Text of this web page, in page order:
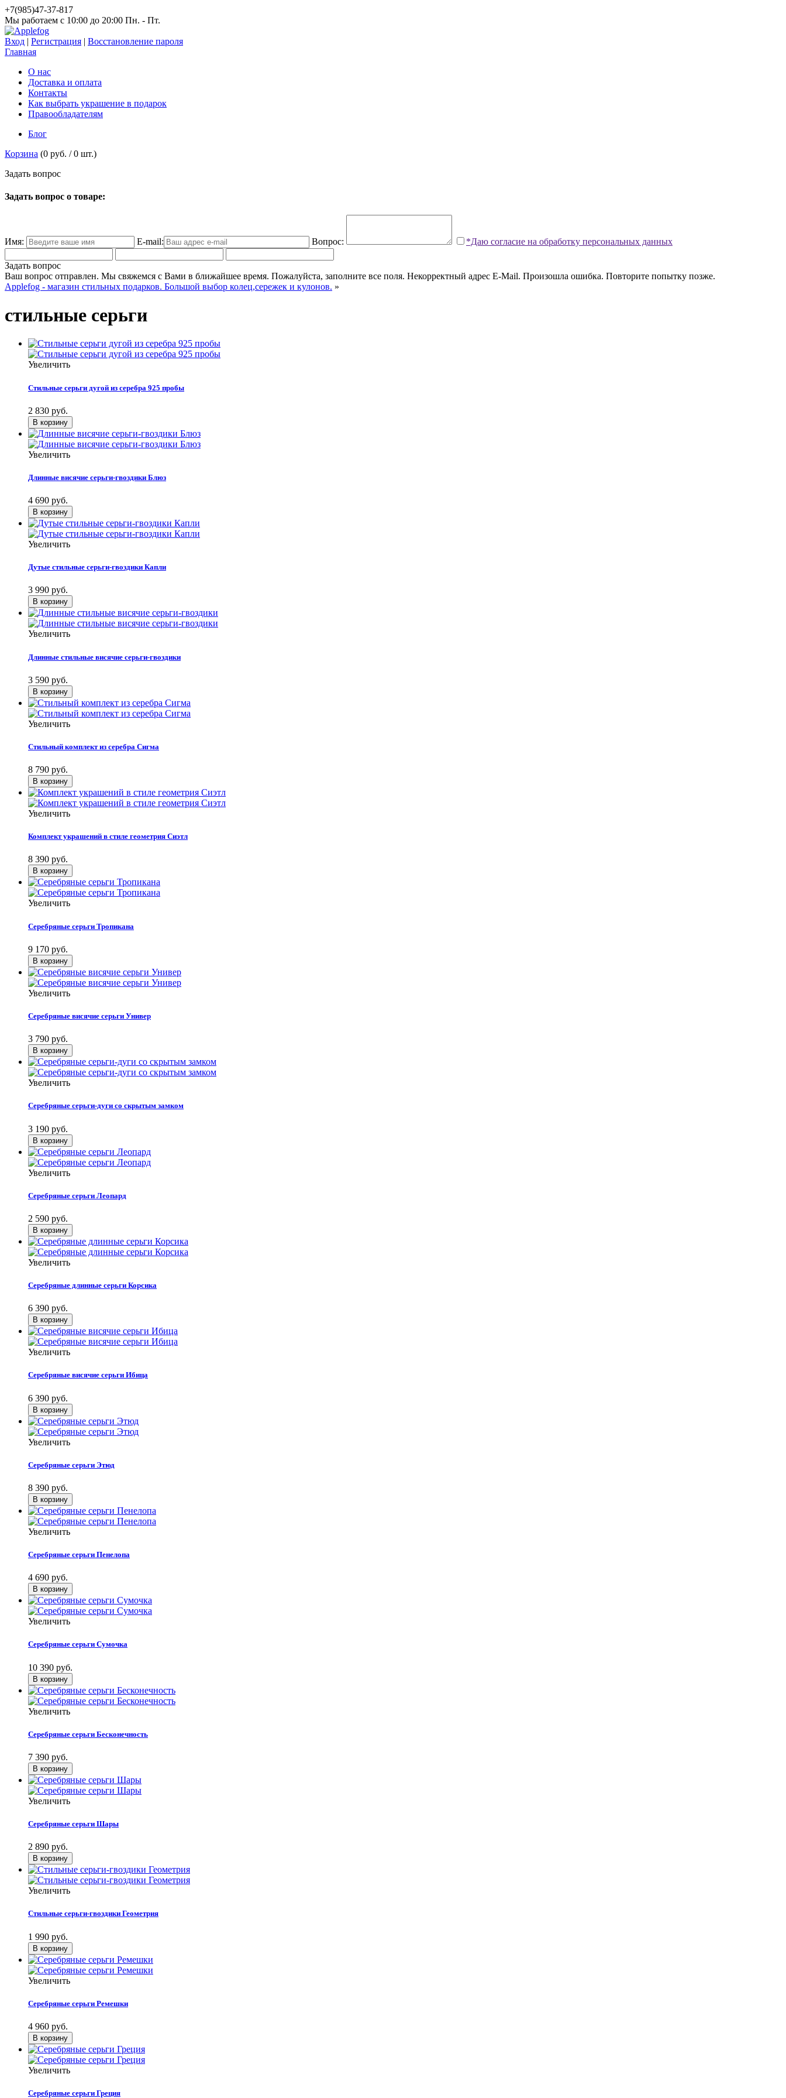
+7(985)47-37-817
Мы работаем c 10:00 до 20:00 Пн. - Пт.
Вход | Регистрация | Восстановление пароля
Главная
О нас
Доставка и оплата
Контакты
Как выбрать украшение в подарок
Правообладателям
Блог
Корзина (0 руб. /0 шт.)
Задать вопрос
Задать вопрос о товаре:
Имя: E-mail: Вопрос: *Даю согласие на обработку персональных данных
Задать вопрос
Ваш вопрос отправлен. Мы свяжемся с Вами в ближайшее время. Пожалуйста, заполните все поля. Некорректный адрес E-Mail. Произошла ошибка. Повторите попытку позже.
Applefog - магазин стильных подарков. Большой выбор колец,сережек и кулонов. »
стильные серьги
Увеличить
Стильные серьги дугой из серебра 925 пробы
2 830 руб.
Увеличить
Длинные висячие серьги-гвоздики Блюз
4 690 руб.
Увеличить
Дутые стильные серьги-гвоздики Капли
3 990 руб.
Увеличить
Длинные стильные висячие серьги-гвоздики
3 590 руб.
Увеличить
Стильный комплект из серебра Сигма
8 790 руб.
Увеличить
Комплект украшений в стиле геометрия Сиэтл
8 390 руб.
Увеличить
Серебряные серьги Тропикана
9 170 руб.
Увеличить
Серебряные висячие серьги Универ
3 790 руб.
Увеличить
Серебряные серьги-дуги со скрытым замком
3 190 руб.
Увеличить
Серебряные серьги Леопард
2 590 руб.
Увеличить
Серебряные длинные серьги Корсика
6 390 руб.
Увеличить
Серебряные висячие серьги Ибица
6 390 руб.
Увеличить
Серебряные серьги Этюд
8 390 руб.
Увеличить
Серебряные серьги Пенелопа
4 690 руб.
Увеличить
Серебряные серьги Сумочка
10 390 руб.
Увеличить
Серебряные серьги Бесконечность
7 390 руб.
Увеличить
Серебряные серьги Шары
2 890 руб.
Увеличить
Стильные серьги-гвоздики Геометрия
1 990 руб.
Увеличить
Серебряные серьги Ремешки
4 960 руб.
Увеличить
Серебряные серьги Греция